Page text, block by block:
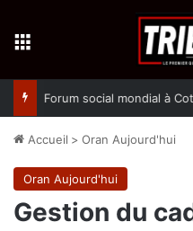
Accueil > Oran Aujourd'hui
Oran Aujourd'hui
Gestion du